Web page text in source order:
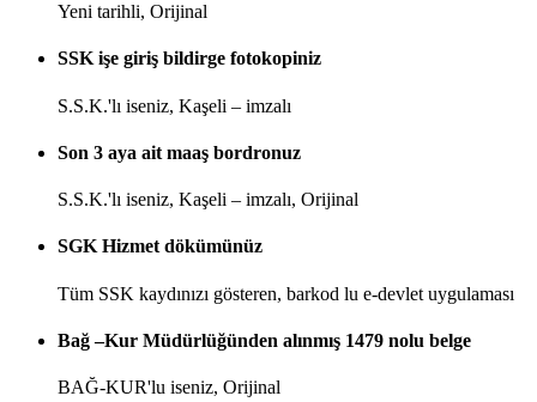
Yeni tarihli, Orijinal
SSK işe giriş bildirge fotokopiniz
S.S.K.'lı iseniz, Kaşeli – imzalı
Son 3 aya ait maaş bordronuz
S.S.K.'lı iseniz, Kaşeli – imzalı, Orijinal
SGK Hizmet dökümünüz
Tüm SSK kaydınızı gösteren, barkod lu e-devlet uygulaması
Bağ –Kur Müdürlüğünden alınmış 1479 nolu belge
BAĞ-KUR'lu iseniz, Orijinal